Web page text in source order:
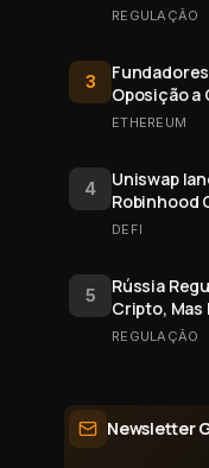
REGULAÇÃO
3
Oposição a
Staking do
ETHEREUM
4
Uniswap
Robinhood
valor
DEFI
5
Rússia
Cripto, Mas
Bitcoin
REGULAÇÃO
Newsletter